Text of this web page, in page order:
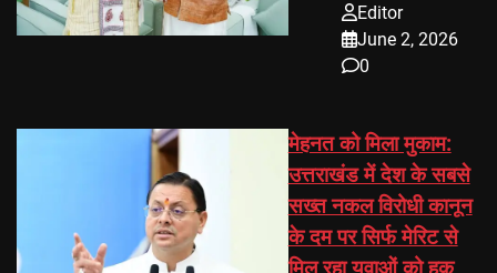
Editor
June 2, 2026
0
मेहनत को मिला मुकाम:
उत्तराखंड में देश के सबसे
सख्त नकल विरोधी कानून
के दम पर सिर्फ मेरिट से
मिल रहा युवाओं को हक